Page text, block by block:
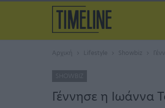
Αρχική Lifestyle Showbiz
SHOWBIZ
Γέννησε η Ιωάννα